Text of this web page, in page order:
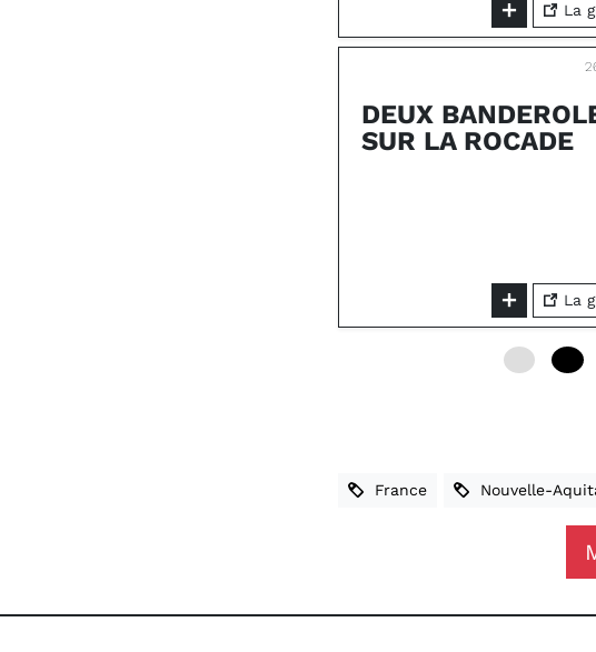
La
DEUX
SUR LA ROCADE
La
France Nouvelle-